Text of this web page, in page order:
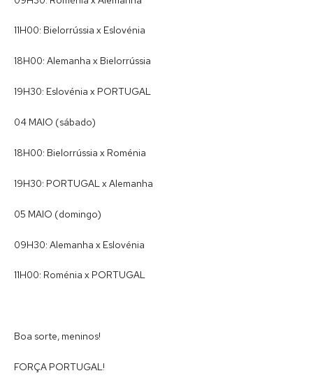
11H00: Bielorrússia x Eslovénia
18H00: Alemanha x Bielorrússia
19H30: Eslovénia x PORTUGAL
04 MAIO (sábado)
18H00: Bielorrússia x Roménia
19H30: PORTUGAL x Alemanha
05 MAIO (domingo)
09H30: Alemanha x Eslovénia
11H00: Roménia x PORTUGAL
Boa sorte, meninos!
FORÇA PORTUGAL!